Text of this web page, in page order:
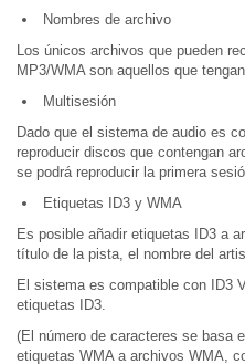
Nombres de archivo
Los únicos archivos que pueden
MP3/WMA son aquellos que
Multisesión
Dado que el sistema de audio es
reproducir discos que contengan
se podrá reproducir la primera
Etiquetas ID3 y WMA
Es posible añadir etiquetas ID3 a
título de la pista, el nombre del
El sistema es compatible con ID3
etiquetas ID3.
(El número de caracteres se basa
etiquetas WMA a archivos WMA,